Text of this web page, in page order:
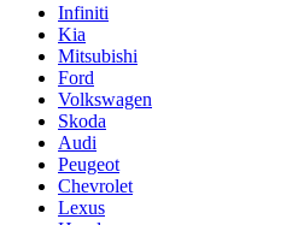
Infiniti
Kia
Mitsubishi
Ford
Volkswagen
Skoda
Audi
Peugeot
Chevrolet
Lexus